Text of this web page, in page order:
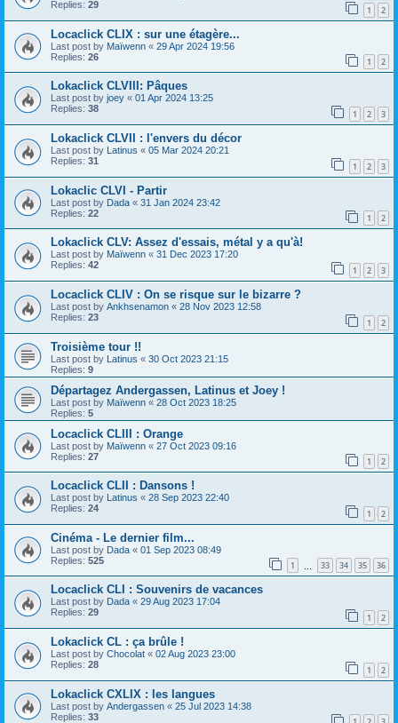
Replies: 29 1 2
Locaclick CLIX : sur une étagère...
Last post by Maïwenn « 29 Apr 2024 19:56
Replies: 26 1 2
Lokaclick CLVIII: Pâques
Last post by joey « 01 Apr 2024 13:25
Replies: 38 1 2 3
Lokaclick CLVII : l'envers du décor
Last post by Latinus « 05 Mar 2024 20:21
Replies: 31 1 2 3
Lokaclic CLVI - Partir
Last post by Dada « 31 Jan 2024 23:42
Replies: 22 1 2
Lokaclick CLV: Assez d'essais, métal y a qu'à!
Last post by Maïwenn « 31 Dec 2023 17:20
Replies: 42 1 2 3
Locaclick CLIV : On se risque sur le bizarre ?
Last post by Ankhsenamon « 28 Nov 2023 12:58
Replies: 23 1 2
Troisième tour !!
Last post by Latinus « 30 Oct 2023 21:15
Replies: 9
Départagez Andergassen, Latinus et Joey !
Last post by Maïwenn « 28 Oct 2023 18:25
Replies: 5
Locaclick CLIII : Orange
Last post by Maïwenn « 27 Oct 2023 09:16
Replies: 27 1 2
Locaclick CLII : Dansons !
Last post by Latinus « 28 Sep 2023 22:40
Replies: 24 1 2
Cinéma - Le dernier film...
Last post by Dada « 01 Sep 2023 08:49
Replies: 525 1 33 34 35 36
Locaclick CLI : Souvenirs de vacances
Last post by Dada « 29 Aug 2023 17:04
Replies: 29 1 2
Lokaclick CL : ça brûle !
Last post by Chocolat « 02 Aug 2023 23:00
Replies: 28 1 2
Lokaclick CXLIX : les langues
Last post by Andergassen « 25 Jul 2023 14:38
Replies: 33